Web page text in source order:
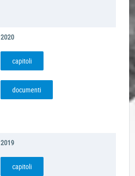
2020
capitoli
documenti
2019
capitoli